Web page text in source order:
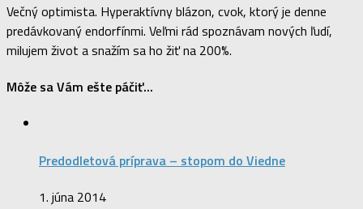
Večný optimista. Hyperaktívny blázon, cvok, ktorý je denne
predávkovaný endorfínmi. Veľmi rád spoznávam nových ľudí,
milujem život a snažím sa ho žiť na 200%.
Môže sa Vám ešte páčiť...
Predodletová príprava – stopom do Viedne
1. júna 2014